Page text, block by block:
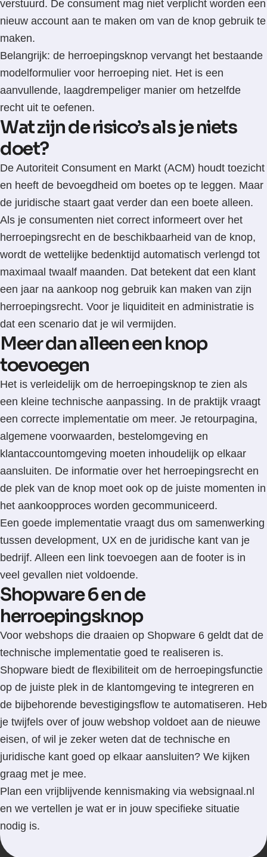
verstuurd. De consument mag niet verplicht worden een
nieuw account aan te maken om van de knop gebruik te
maken.
Belangrijk: de herroepingsknop vervangt het bestaande
modelformulier voor herroeping niet. Het is een
aanvullende, laagdrempeliger manier om hetzelfde
recht uit te oefenen.
Wat zijn de risico’s als je niets
doet?
De Autoriteit Consument en Markt (ACM) houdt toezicht
en heeft de bevoegdheid om boetes op te leggen. Maar
de juridische staart gaat verder dan een boete alleen.
Als je consumenten niet correct informeert over het
herroepingsrecht en de beschikbaarheid van de knop,
wordt de wettelijke bedenktijd automatisch verlengd tot
maximaal twaalf maanden. Dat betekent dat een klant
een jaar na aankoop nog gebruik kan maken van zijn
herroepingsrecht. Voor je liquiditeit en administratie is
dat een scenario dat je wil vermijden.
Meer dan alleen een knop
toevoegen
Het is verleidelijk om de herroepingsknop te zien als
een kleine technische aanpassing. In de praktijk vraagt
een correcte implementatie om meer. Je retourpagina,
algemene voorwaarden, bestelomgeving en
klantaccountomgeving moeten inhoudelijk op elkaar
aansluiten. De informatie over het herroepingsrecht en
de plek van de knop moet ook op de juiste momenten in
het aankoopproces worden gecommuniceerd.
Een goede implementatie vraagt dus om samenwerking
tussen development, UX en de juridische kant van je
bedrijf. Alleen een link toevoegen aan de footer is in
veel gevallen niet voldoende.
Shopware 6 en de
herroepingsknop
Voor webshops die draaien op Shopware 6 geldt dat de
technische implementatie goed te realiseren is.
Shopware biedt de flexibiliteit om de herroepingsfunctie
op de juiste plek in de klantomgeving te integreren en
de bijbehorende bevestigingsflow te automatiseren. Heb
je twijfels over of jouw webshop voldoet aan de nieuwe
eisen, of wil je zeker weten dat de technische en
juridische kant goed op elkaar aansluiten? We kijken
graag met je mee.
Plan een vrijblijvende kennismaking via websignaal.nl
en we vertellen je wat er in jouw specifieke situatie
nodig is.